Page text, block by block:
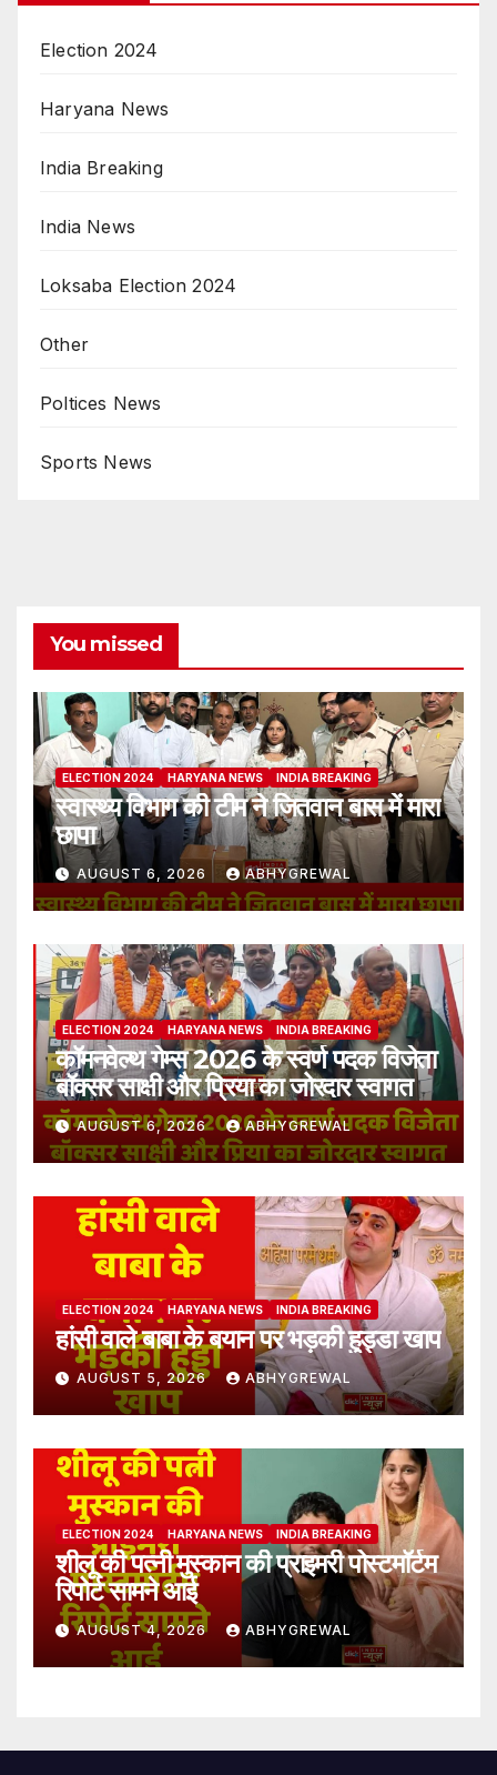
Election 2024
Haryana News
India Breaking
India News
Loksaba Election 2024
Other
Poltices News
Sports News
You missed
ELECTION 2024 HARYANA NEWS INDIA BREAKING
स्वास्थ्य विभाग की टीम ने जितवान बास में मारा
छापा
AUGUST 6, 2026 ABHYGREWAL
ELECTION 2024 HARYANA NEWS INDIA BREAKING
कॉमनवेल्थ गेम्स 2026 के स्वर्ण पदक विजेता
बॉक्सर साक्षी और प्रिया का जोरदार स्वागत
AUGUST 6, 2026 ABHYGREWAL
ELECTION 2024 HARYANA NEWS INDIA BREAKING
हांसी वाले बाबा के बयान पर भड़की हुड्डा खाप
AUGUST 5, 2026 ABHYGREWAL
ELECTION 2024 HARYANA NEWS INDIA BREAKING
शीलू की पत्नी मुस्कान की प्राइमरी पोस्टमॉर्टम
रिपोर्ट सामने आई
AUGUST 4, 2026 ABHYGREWAL